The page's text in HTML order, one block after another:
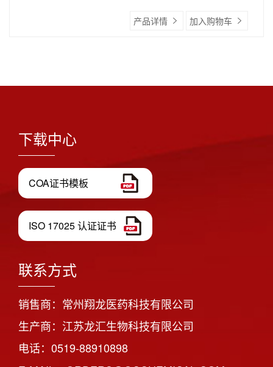
产品详情 加入购物车
下载中心
COA证书模板
ISO 17025 认证证书
联系方式
销售商：常州翔龙医药科技有限公司
生产商：江苏龙汇生物科技有限公司
电话：0519-88910898